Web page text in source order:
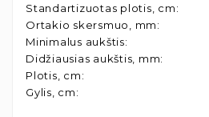
Standartizuotas plotis, cm:
Ortakio skersmuo, mm:
Minimalus aukštis:
Didžiausias aukštis, mm:
Plotis, cm:
Gylis, cm: